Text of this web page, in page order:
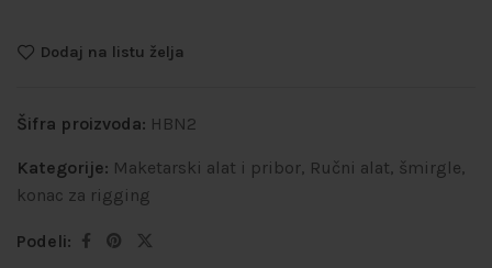
Dodaj na listu želja
Šifra proizvoda: HBN2
Kategorije: Maketarski alat i pribor, Ručni alat, šmirgle,
konac za rigging
Podeli: